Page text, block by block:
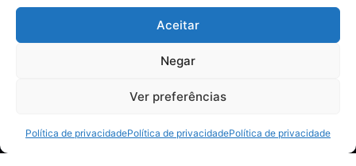
Aceitar
Negar
Ver preferências
Política de privacidadePolítica de privacidadePolítica de privacidade
Termo de garantia de instalação
Termo de garantia do painel de LED
WhatsApp Brazil: +55 (41) 99219–5297
E-mail: sales.brazil@leyardgroup.com